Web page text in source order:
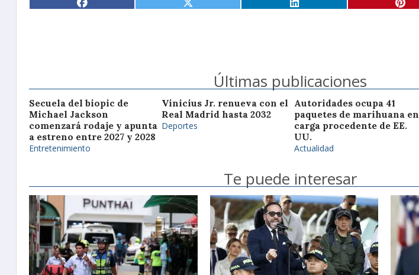
Últimas publicaciones
Secuela del biopic de
Michael Jackson
comenzará rodaje y apunta
a estreno entre 2027 y 2028
Entretenimiento
Vinicius Jr. renueva con el
Real Madrid hasta 2032
Deportes
Autoridades ocupa 41
paquetes de marihuana en
carga procedente de EE.
UU.
Actualidad
Te puede interesar